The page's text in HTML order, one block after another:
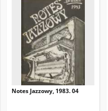
Notes Jazzowy, 1983. 04